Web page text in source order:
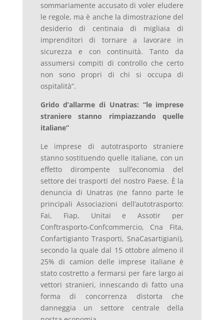
sommariamente accusato di voler eludere
le regole, ma è anche la dimostrazione del
desiderio di centinaia di migliaia di
imprenditori di tornare a lavorare in
sicurezza e con continuità. Tanto da
assumersi compiti di controllo che certo
non sono propri di chi si occupa di
ospitalità”.
Grido d’allarme di Unatras: “le imprese
straniere stanno rimpiazzando quelle
italiane”
Le imprese di autotrasporto straniere
stanno sostituendo quelle italiane, con un
effetto dirompente sull’economia del
settore dei trasporti del nostro Paese. È la
denuncia di Unatras (ne fanno parte le
principali Associazioni dell’autotrasporto:
Fai, Fiap, Unitai e Assotir per
Conftrasporto-Confcommercio, Cna Fita,
Confartigianto Trasporti, SnaCasartigiani),
secondo la quale dal 15 ottobre almeno il
25% di camion delle imprese italiane è
stato costretto a fermarsi per fare largo ai
vettori stranieri, innescando di fatto una
forma di concorrenza distorta che
danneggia un settore centrale della